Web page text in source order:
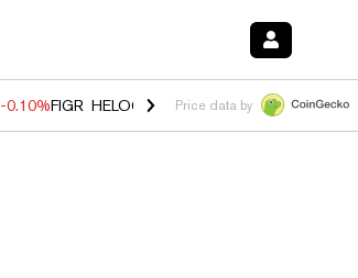
-0.10%FIGR_HELOC $1.02 1.70% HYPE $55.82 -
Price data by